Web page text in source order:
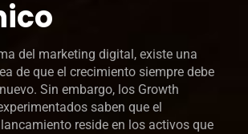
del marketing digital, existe una
de que el crecimiento siempre debe
Sin embargo, los Growth
saben que el
reside en los activos que